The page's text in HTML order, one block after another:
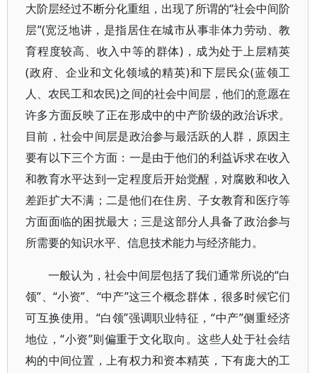
大阶层经过不断分化重组，出现了所谓的“社会中间阶
层”(宽泛地讲，是指居住在城市从事非体力劳动、教
育程度较高、收入中等的群体)，成为处于上层精英
(政府、企业和文化领域的精英)和下层民众(蓝领工
人、农民工和农民)之间的社会中间层，他们的意愿在
许多方面反映了正在形成中的中产阶级的政治诉求。
目前，社会中间层是政治参与最活跃的人群，原因主
要有以下三个方面：一是由于他们的利益诉求在收入
和教育水平达到一定程度后开始觉醒，对腐败和收入
差距扩大不满；二是他们在住房、子女教育和医疗等
方面面临的困扰最大；三是这部分人具备了政治参与
所需要的知识水平、信息技术能力与经济能力。
一般认为，社会中间层包括了我们通常所说的“白
领”、“小资”、“中产”这三个概念群体，很多时候它们
可互换使用。“白领”强调职业特征，“中产”侧重经济
地位，“小资”则偏重于文化取向。这些人处于社会结
构的中间位置，上有权力和资本精英，下有庞大的工